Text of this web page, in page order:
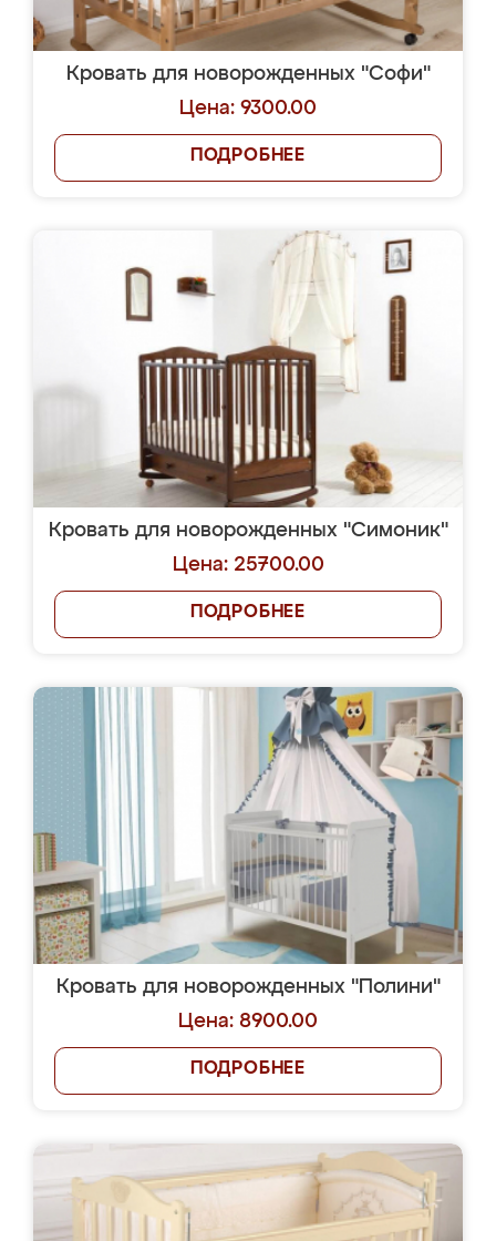
Кровать для новорожденных "Софи"
Цена: 9300.00
ПОДРОБНЕЕ
Кровать для новорожденных "Симоник"
Цена: 25700.00
ПОДРОБНЕЕ
Кровать для новорожденных "Полини"
Цена: 8900.00
ПОДРОБНЕЕ